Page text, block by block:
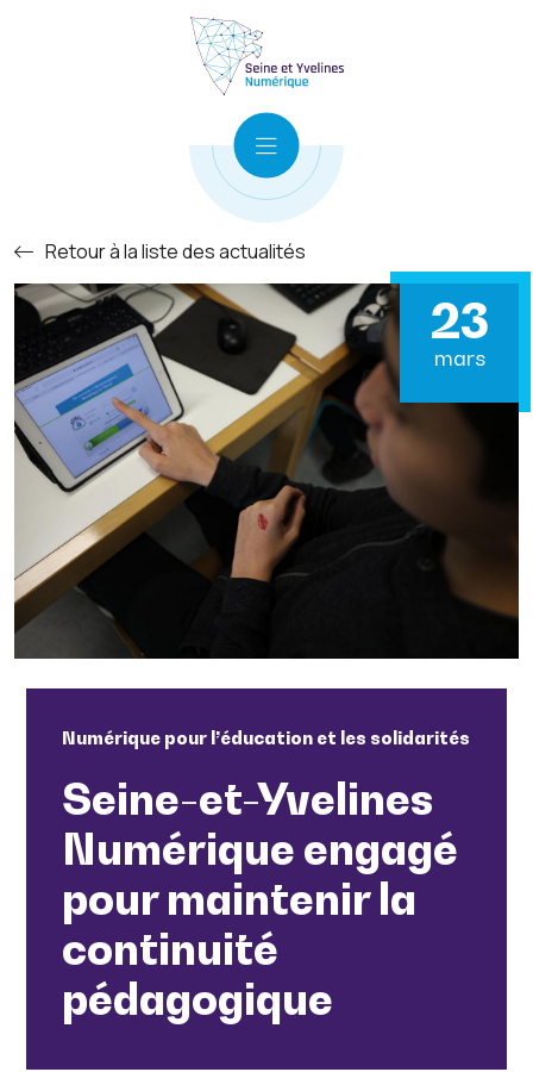
Retour à la liste des actualités
23
mars
Numérique pour l’éducation et les solidarités
Seine-et-Yvelines
Numérique engagé
pour maintenir la
continuité
pédagogique